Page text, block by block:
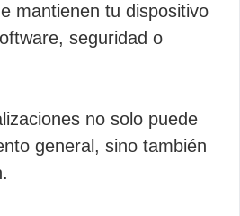
mantienen tu dispositivo
seguridad o
no solo puede
general, sino también